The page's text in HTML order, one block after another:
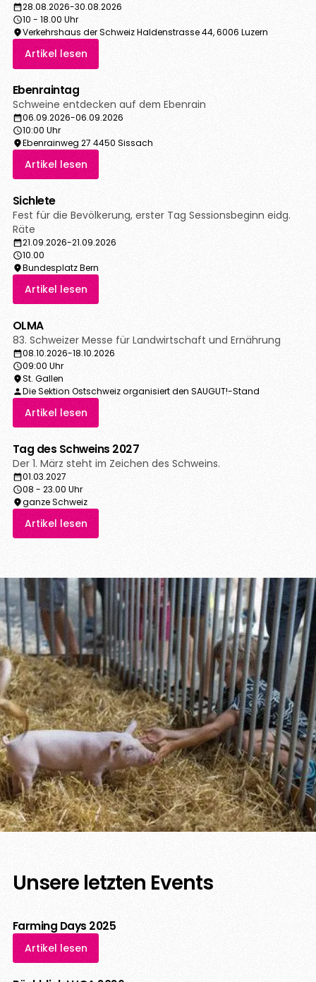
28.08.2026-30.08.2026
10 - 18.00 Uhr
Verkehrshaus der Schweiz Haldenstrasse 44, 6006 Luzern
Artikel lesen
Ebenraintag
Schweine entdecken auf dem Ebenrain
06.09.2026-06.09.2026
10:00 Uhr
Ebenrainweg 27 4450 Sissach
Artikel lesen
Sichlete
Fest für die Bevölkerung, erster Tag Sessionsbeginn eidg.
Räte
21.09.2026-21.09.2026
10.00
Bundesplatz Bern
Artikel lesen
OLMA
83. Schweizer Messe für Landwirtschaft und Ernährung
08.10.2026-18.10.2026
09:00 Uhr
St. Gallen
Die Sektion Ostschweiz organisiert den SAUGUT!-Stand
Artikel lesen
Tag des Schweins 2027
Der 1. März steht im Zeichen des Schweins.
01.03.2027
08 - 23.00 Uhr
ganze Schweiz
Artikel lesen
Unsere letzten Events
Farming Days 2025
Artikel lesen